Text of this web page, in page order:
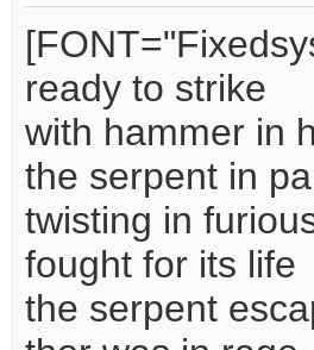
ready to strike
with hammer in
the serpent in
twisting in
fought for its life
the serpent